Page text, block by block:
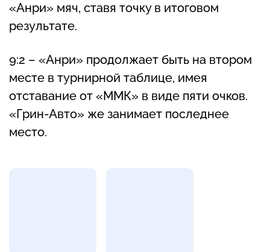
«Анри» мяч, ставя точку в итоговом
результате.
9:2 – «Анри» продолжает быть на втором
месте в турнирной таблице, имея
отставание от «ММК» в виде пяти очков.
«Грин-Авто» же занимает последнее
место.